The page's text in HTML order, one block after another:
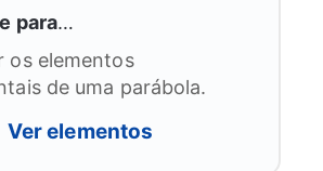
para…
os elementos
de uma parábola.
Ver elementos